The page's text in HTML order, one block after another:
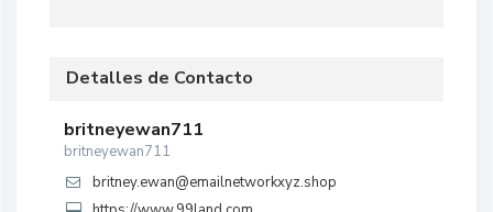
Detalles de Contacto
britneyewan711
britneyewan711
britney.ewan@emailnetworkxyz.shop